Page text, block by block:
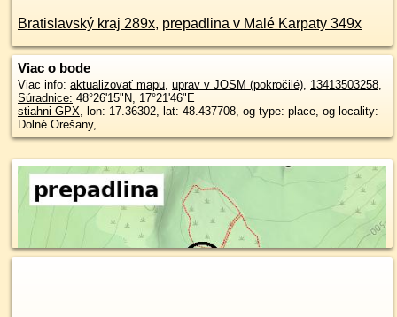
Bratislavský kraj 289x, prepadlina v Malé Karpaty 349x
Viac o bode
Viac info: aktualizovať mapu, uprav v JOSM (pokročilé), 13413503258,
Súradnice: 48°26'15"N, 17°21'46"E
stiahni GPX, lon: 17.36302, lat: 48.437708, og type: place, og locality:
Dolné Orešany,